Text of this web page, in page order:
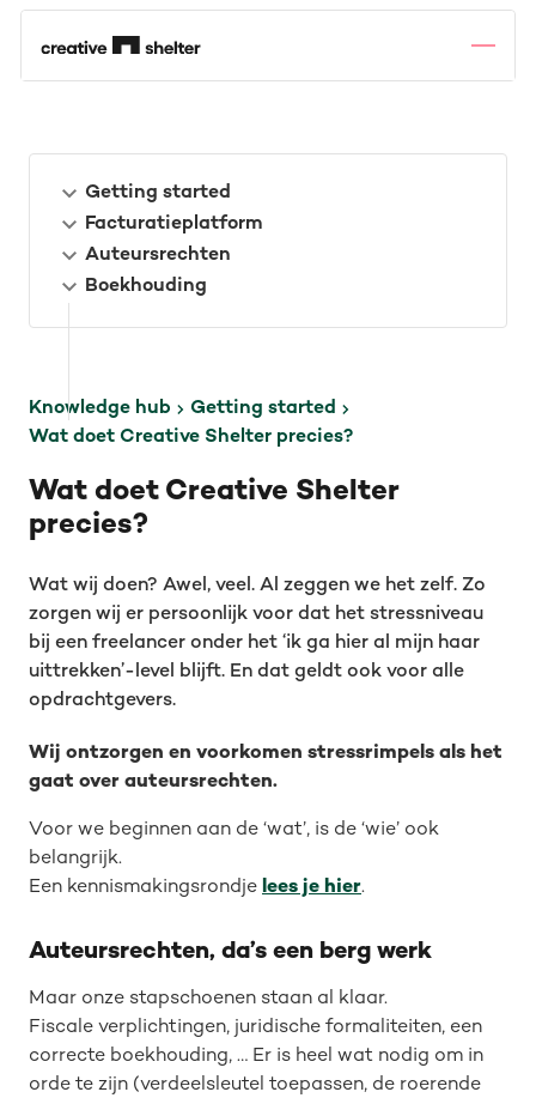
Getting started
Facturatieplatform
Auteursrechten
Boekhouding
Knowledge hub
Getting started
Wat doet Creative Shelter precies?
Wat doet Creative Shelter
precies?
Wat wij doen? Awel, veel. Al zeggen we het zelf. Zo
zorgen wij er persoonlijk voor dat het stressniveau
bij een freelancer onder het ‘ik ga hier al mijn haar
uittrekken’-level blijft. En dat geldt ook voor alle
opdrachtgevers.
Wij ontzorgen en voorkomen stressrimpels als het
gaat over auteursrechten.
Voor we beginnen aan de ‘wat’, is de ‘wie’ ook
belangrijk.
Een kennismakingsrondje lees je hier.
Auteursrechten, da’s een berg werk
Maar onze stapschoenen staan al klaar.
Fiscale verplichtingen, juridische formaliteiten, een
correcte boekhouding, … Er is heel wat nodig om in
orde te zijn (verdeelsleutel toepassen, de roerende